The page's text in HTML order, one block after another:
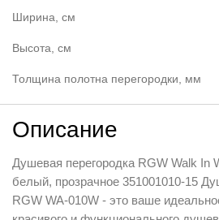
Ширина, см
Высота, см
Толщина полотна перегородки, мм
Описание
Душевая перегородка RGW Walk In
белый, прозрачное 351001010-15
RGW WA-010W - это ваше